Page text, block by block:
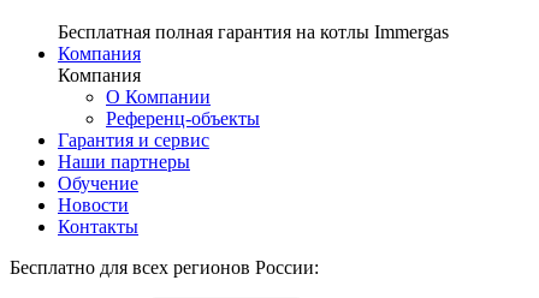
Бесплатная полная гарантия на котлы Immergas
Компания
Компания
О Компании
Референц-объекты
Гарантия и сервис
Наши партнеры
Обучение
Новости
Контакты
Бесплатно для всех регионов России: